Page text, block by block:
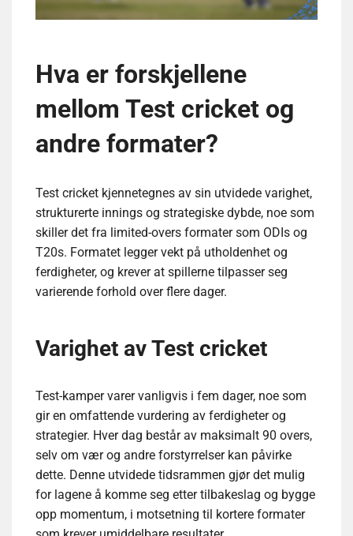
Hva er forskjellene
mellom Test cricket og
andre formater?
Test cricket kjennetegnes av sin utvidede varighet,
strukturerte innings og strategiske dybde, noe som
skiller det fra limited-overs formater som ODIs og
T20s. Formatet legger vekt på utholdenhet og
ferdigheter, og krever at spillerne tilpasser seg
varierende forhold over flere dager.
Varighet av Test cricket
Test-kamper varer vanligvis i fem dager, noe som
gir en omfattende vurdering av ferdigheter og
strategier. Hver dag består av maksimalt 90 overs,
selv om vær og andre forstyrrelser kan påvirke
dette. Denne utvidede tidsrammen gjør det mulig
for lagene å komme seg etter tilbakeslag og bygge
opp momentum, i motsetning til kortere formater